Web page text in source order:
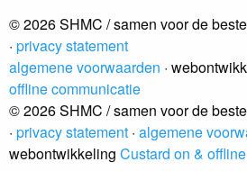
© 2026 SHMC / samen voor de
· privacy statement
algemene voorwaarden ·
offline communicatie
© 2026 SHMC / samen voor de
· privacy statement · algemene
webontwikkeling Custard on &